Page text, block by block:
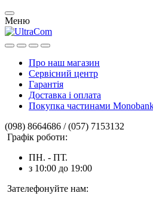
Меню
Про наш магазин
Сервісний центр
Гарантія
Доставка і оплата
Покупка частинами
(098) 8664686 / (057) 7153132
Графік роботи:
ПН. - ПТ.
з 10:00 до 19:00
Зателефонуйте нам: